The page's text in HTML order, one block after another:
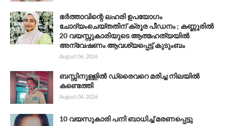
ഭർത്താവിന്റെ ലഹരി ഉപയോഗം
ചോദ്യംചെയ്തതിന് ക്രൂര പീഡനം ; കണ്ണൂരിൽ
20 വയസ്സുകാരിയുടെ ആത്മഹത്യയിൽ
അന്വേഷണം ആവശ്യപ്പെട്ട് കുടുംബം
August 06, 2026
ബസ്സിനുള്ളിൽ ഡ്രൈവറെ മരിച്ച നിലയിൽ
കണ്ടെത്തി
August 04, 2026
10 വയസുകാരി പനി ബാധിച്ച് മരണപ്പെട്ടു